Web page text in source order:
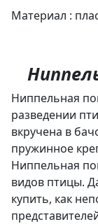
Материал :
Ниппельная
разведении
вкручена в
пружинное
Ниппельная
видов птицы.
купить, как